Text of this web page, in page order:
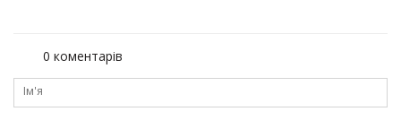
0 коментарів